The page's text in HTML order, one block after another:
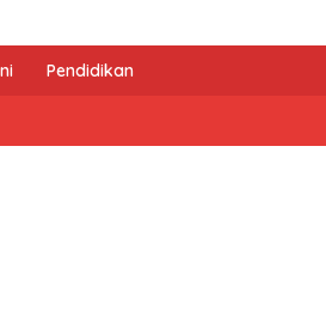
Pendidikan